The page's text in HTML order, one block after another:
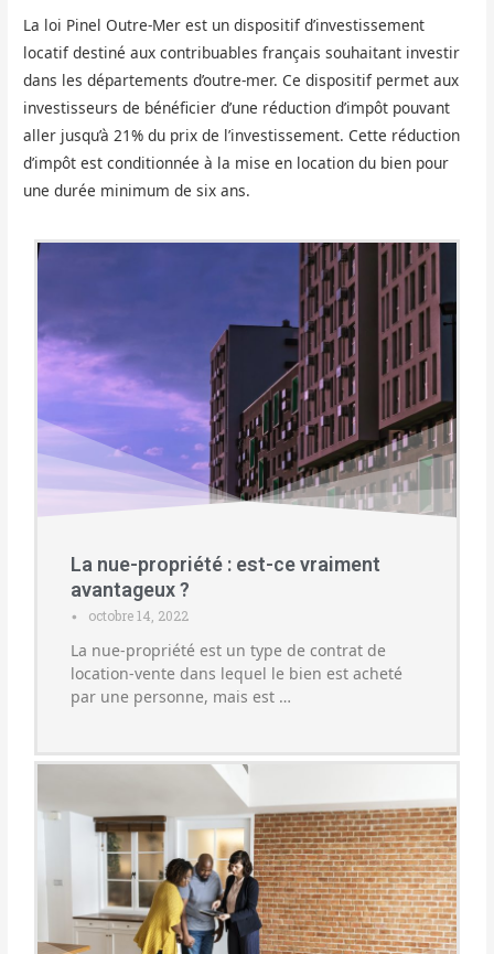
La loi Pinel Outre-Mer est un dispositif d’investissement
locatif destiné aux contribuables français souhaitant investir
dans les départements d’outre-mer. Ce dispositif permet aux
investisseurs de bénéficier d’une réduction d’impôt pouvant
aller jusqu’à 21% du prix de l’investissement. Cette réduction
d’impôt est conditionnée à la mise en location du bien pour
une durée minimum de six ans.
La nue-propriété : est-ce vraiment
avantageux ?
• octobre 14, 2022
La nue-propriété est un type de contrat de
location-vente dans lequel le bien est acheté
par une personne, mais est …